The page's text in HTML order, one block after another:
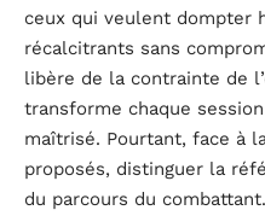
ceux qui veulent dompter
récalcitrants sans
libère de la contrainte de
transforme chaque
maîtrisé. Pourtant, face à
proposés, distinguer la
du parcours du